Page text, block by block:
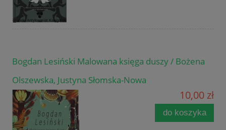
Bogdan Lesiński Malowana księga duszy / Bożena
Olszewska, Justyna Słomska-Nowa
10,00 zł
do koszyka